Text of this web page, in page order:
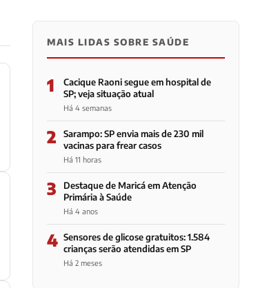
MAIS LIDAS SOBRE SAÚDE
1
Cacique Raoni segue em hospital de
SP; veja situação atual
Há 4 semanas
2
Sarampo: SP envia mais de 230 mil
vacinas para frear casos
Há 11 horas
3
Destaque de Maricá em Atenção
Primária à Saúde
Há 4 anos
4 Sensores de glicose gratuitos: 1.584
crianças serão atendidas em SP
Há 2 meses